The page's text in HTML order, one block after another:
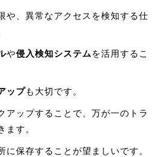
や、異常なアクセスを検知する仕
や侵入検知システム を活用するこ
ップも大切です。
アップすることで、万が一のトラ
ます。
に保存することが望ましいです。